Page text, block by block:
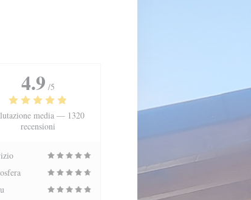
4.9 /5
media — 1320
recensioni